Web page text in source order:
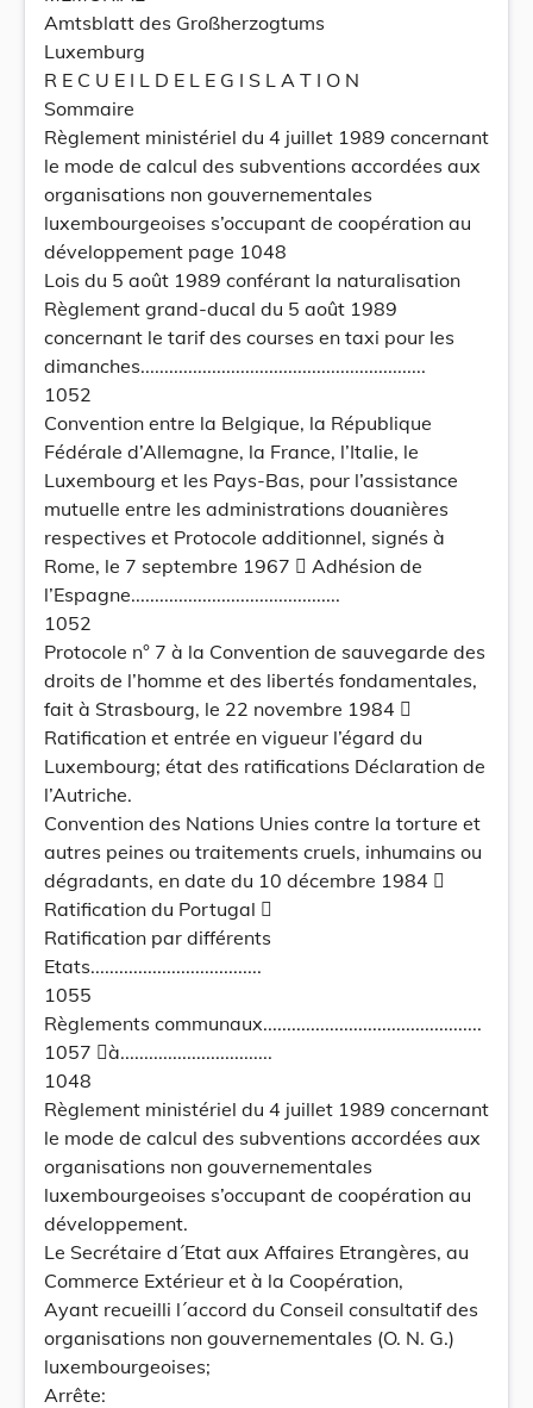
Amtsblatt des Großherzogtums
Luxemburg
R E C U E I L D E L E G I S L A T I O N
Sommaire
Règlement ministériel du 4 juillet 1989 concernant
le mode de calcul des subventions accordées aux
organisations non gouvernementales
luxembourgeoises s’occupant de coopération au
développement page 1048
Lois du 5 août 1989 conférant la naturalisation
Règlement grand-ducal du 5 août 1989
concernant le tarif des courses en taxi pour les
dimanches............................................................
1052
Convention entre la Belgique, la République
Fédérale d’Allemagne, la France, l’Italie, le
Luxembourg et les Pays-Bas, pour l’assistance
mutuelle entre les administrations douanières
respectives et Protocole additionnel, signés à
Rome, le 7 septembre 1967  Adhésion de
l’Espagne............................................
1052
Protocole n° 7 à la Convention de sauvegarde des
droits de l’homme et des libertés fondamentales,
fait à Strasbourg, le 22 novembre 1984 
Ratification et entrée en vigueur l’égard du
Luxembourg; état des ratifications Déclaration de
l’Autriche.
Convention des Nations Unies contre la torture et
autres peines ou traitements cruels, inhumains ou
dégradants, en date du 10 décembre 1984 
Ratification du Portugal 
Ratification par différents
Etats....................................
1055
Règlements communaux..............................................
1057 à................................
1048
Règlement ministériel du 4 juillet 1989 concernant
le mode de calcul des subventions accordées aux
organisations non gouvernementales
luxembourgeoises s’occupant de coopération au
développement.
Le Secrétaire d´Etat aux Affaires Etrangères, au
Commerce Extérieur et à la Coopération,
Ayant recueilli l´accord du Conseil consultatif des
organisations non gouvernementales (O. N. G.)
luxembourgeoises;
Arrête: